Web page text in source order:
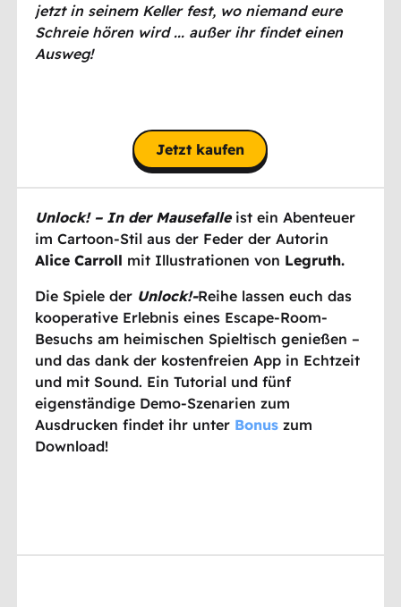
jetzt in seinem Keller fest, wo niemand eure
Schreie hören wird ... außer ihr findet einen
Ausweg!
Jetzt kaufen
Unlock! – In der Mausefalle ist ein Abenteuer
im Cartoon-Stil aus der Feder der Autorin
Alice Carroll mit Illustrationen von Legruth.
Die Spiele der Unlock!-Reihe lassen euch das
kooperative Erlebnis eines Escape-Room-
Besuchs am heimischen Spieltisch genießen –
und das dank der kostenfreien App in Echtzeit
und mit Sound. Ein Tutorial und fünf
eigenständige Demo-Szenarien zum
Ausdrucken findet ihr unter Bonus zum
Download!